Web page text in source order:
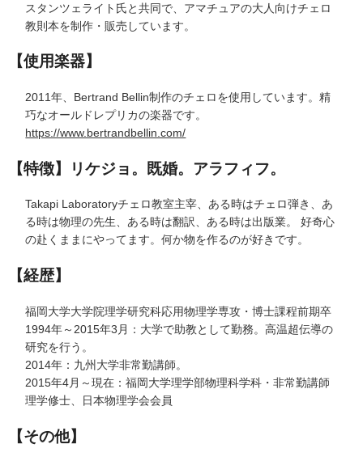
スタンツェライト氏と共同で、アマチュアの大人向けチェロ
教則本を制作・販売しています。
【使用楽器】
2011年、Bertrand Bellin制作のチェロを使用しています。精
巧なオールドレプリカの楽器です。
https://www.bertrandbellin.com/
【特徴】リケジョ。既婚。アラフィフ。
Takapi Laboratoryチェロ教室主宰、ある時はチェロ弾き、あ
る時は物理の先生、ある時は翻訳、ある時は出版業。 好奇心
の赴くままにやってます。何か物を作るのが好きです。
【経歴】
福岡大学大学院理学研究科応用物理学専攻・博士課程前期卒
1994年～2015年3月：大学で助教として勤務。高温超伝導の
研究を行う。
2014年：九州大学非常勤講師。
2015年4月～現在：福岡大学理学部物理科学科・非常勤講師
理学修士、日本物理学会会員
【その他】